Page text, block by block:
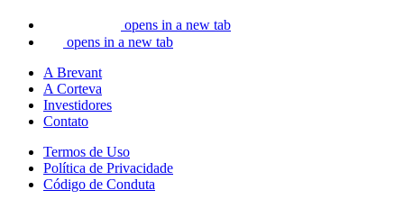
opens in a new tab
opens in a new tab
A Brevant
A Corteva
Investidores
Contato
Termos de Uso
Política de Privacidade
Código de Conduta